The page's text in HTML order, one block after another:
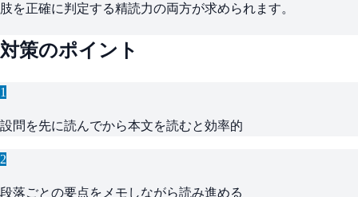
肢を正確に判定する精読力の両方が求められます。
対策のポイント
1
設問を先に読んでから本文を読むと効率的
2
段落ごとの要点をメモしながら読み進める